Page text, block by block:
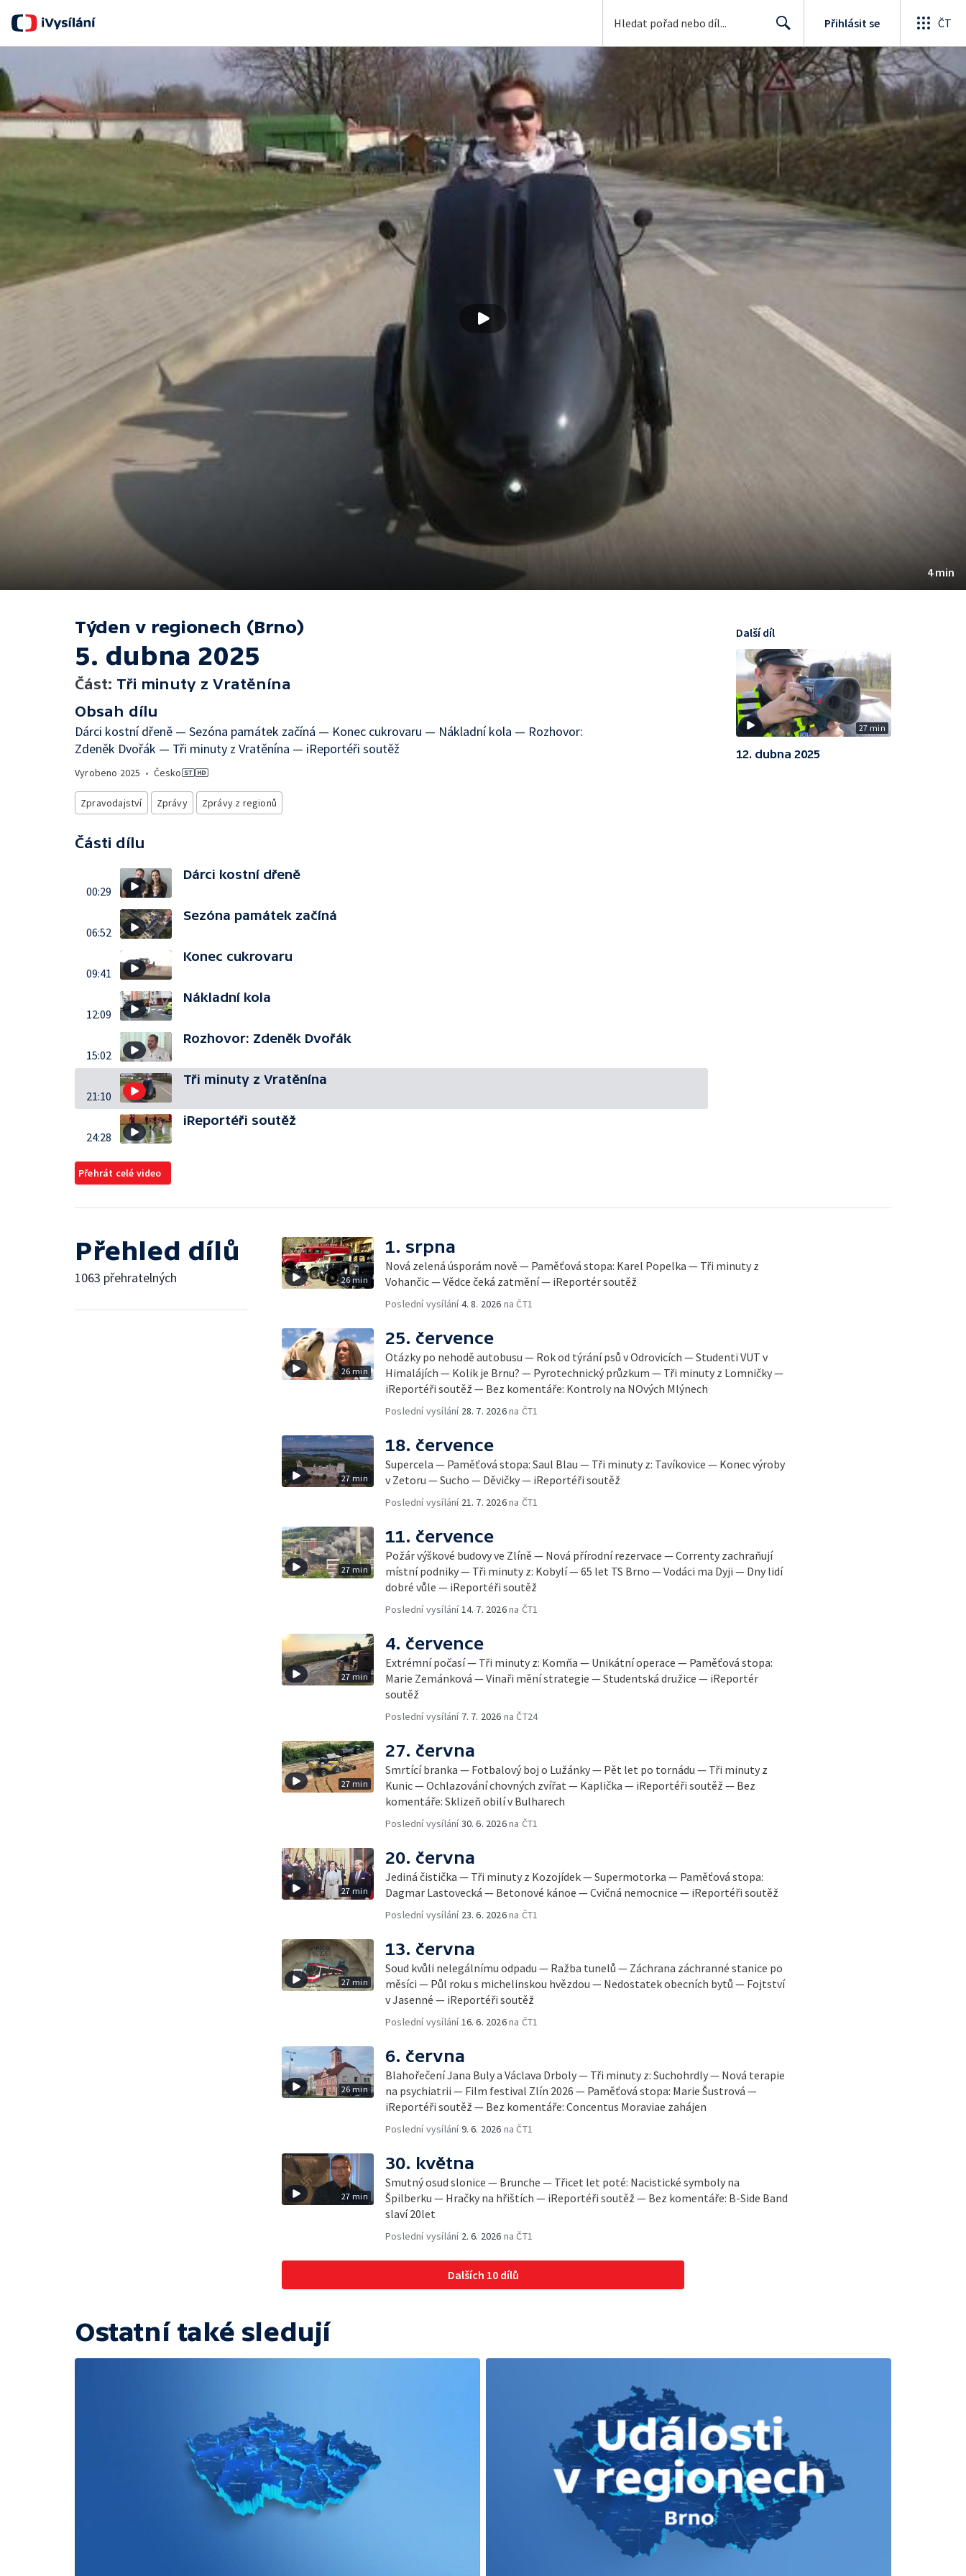
Search
Přihlásit se ČT
4 min
Týden v regionech (Brno)
5. dubna 2025
Část: Tři minuty z Vratěnína
Obsah dílu
Dárci kostní dřeně — Sezóna památek začíná — Konec cukrovaru — Nákladní kola — Rozhovor:
Zdeněk Dvořák — Tři minuty z Vratěnína — iReportéři soutěž
Vyrobeno 2025 • Česko
Zpravodajství Zprávy Zprávy z regionů
Části dílu
00:29
Dárci kostní dřeně
06:52
Sezóna památek začíná
09:41
Konec cukrovaru
12:09
Nákladní kola
15:02
Rozhovor: Zdeněk Dvořák
21:10
Tři minuty z Vratěnína
24:28
iReportéři soutěž
Přehrát celé video
27 min
Další díl
12. dubna 2025
Přehled dílů
1063 přehratelných 26 min
1. srpna
Nová zelená úsporám nově — Paměťová stopa: Karel Popelka — Tři minuty z
Vohančic — Vědce čeká zatmění — iReportér soutěž
Poslední vysílání4. 8. 2026 na ČT1
26 min
25. července
Otázky po nehodě autobusu — Rok od týrání psů v Odrovicích — Studenti VUT v
Himalájích — Kolik je Brnu? — Pyrotechnický průzkum — Tři minuty z Lomničky —
iReportéři soutěž — Bez komentáře: Kontroly na NOvých Mlýnech
Poslední vysílání 28. 7. 2026na ČT1
27 min
18. července
Supercela — Paměťová stopa: Saul Blau — Tři minuty z: Tavíkovice — Konec výroby
v Zetoru — Sucho — Děvičky — iReportéři soutěž
Poslední vysílání 21. 7. 2026na ČT1
27 min
11. července
Požár výškové budovy ve Zlíně — Nová přírodní rezervace — Correnty zachraňují
místní podniky — Tři minuty z: Kobylí — 65 let TS Brno — Vodáci ma Dyji — Dny lidí
dobré vůle — iReportéři soutěž
Poslední vysílání14. 7. 2026na ČT1
27 min
4. července
Extrémní počasí — Tři minuty z: Komňa — Unikátní operace — Paměťová stopa:
Marie Zemánková — Vinaři mění strategie — Studentská družice — iReportér
soutěž
Poslední vysílání 7. 7. 2026 na ČT24
27 min
27. června
Smrtící branka — Fotbalový boj o Lužánky — Pět let po tornádu — Tři minuty z
Kunic — Ochlazování chovných zvířat — Kaplička — iReportéři soutěž — Bez
komentáře: Sklizeň obilí v Bulharech
Poslední vysílání30. 6. 2026na ČT1
27 min
20. června
Jediná čistička — Tři minuty z Kozojídek — Supermotorka — Paměťová stopa:
Dagmar Lastovecká — Betonové kánoe — Cvičná nemocnice — iReportéři soutěž
Poslední vysílání 23. 6. 2026na ČT1
27 min
13. června
Soud kvůli nelegálnímu odpadu — Ražba tunelů — Záchrana záchranné stanice po
měsíci — Půl roku s michelinskou hvězdou — Nedostatek obecních bytů — Fojtství
v Jasenné — iReportéři soutěž
Poslední vysílání16. 6. 2026na ČT1
26 min
6. června
Blahořečení Jana Buly a Václava Drboly — Tři minuty z: Suchohrdly — Nová terapie
na psychiatrii — Film festival Zlín 2026 — Paměťová stopa: Marie Šustrová —
iReportéři soutěž — Bez komentáře: Concentus Moraviae zahájen
Poslední vysílání9. 6. 2026 na ČT1
27 min
30. května
Smutný osud slonice — Brunche — Třicet let poté: Nacistické symboly na
Špilberku — Hračky na hřištích — iReportéři soutěž — Bez komentáře: B-Side Band
slaví 20let
Poslední vysílání 2. 6. 2026 na ČT1
Dalších 10 dílů
Ostatní také sledují